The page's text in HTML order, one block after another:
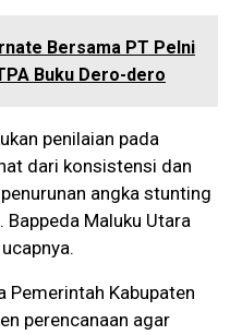
Bersama PT Pelni
Buku Dero-dero
penilaian pada
dari konsistensi dan
angka stunting
Maluku Utara
Pemerintah Kabupaten
perencanaan agar